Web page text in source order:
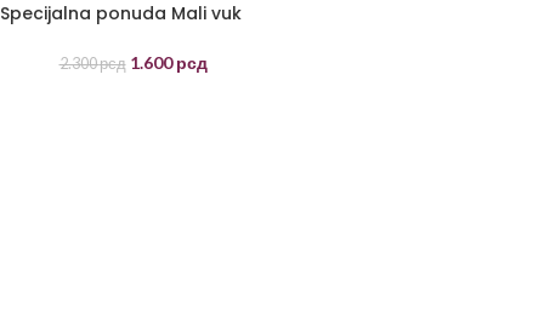
Specijalna ponuda Mali vuk
2.300рсд 1.600рсд